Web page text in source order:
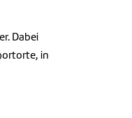
Dabei
in